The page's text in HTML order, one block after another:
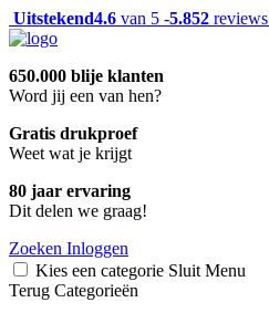
Uitstekend4.6 van 5 -5.852 reviews
650.000 blije klanten
Word jij een van hen?
Gratis drukproef
Weet wat je krijgt
80 jaar ervaring
Dit delen we graag!
Zoeken Inloggen
Kies een categorie Sluit Menu
Terug Categorieën